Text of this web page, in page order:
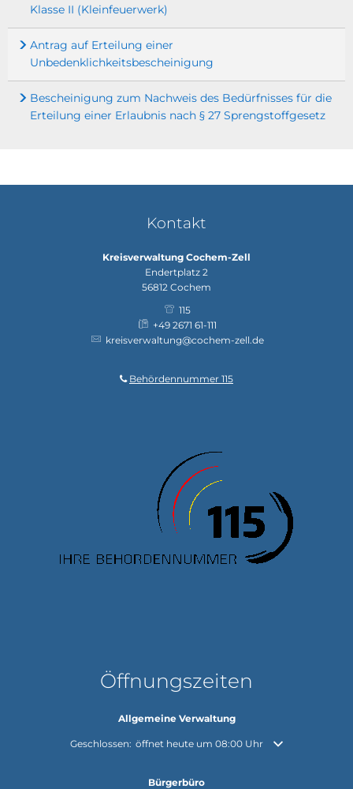
Klasse II (Kleinfeuerwerk)
Antrag auf Erteilung einer
Unbedenklichkeitsbescheinigung
Bescheinigung zum Nachweis des Bedürfnisses für die
Erteilung einer Erlaubnis nach § 27 Sprengstoffgesetz
Kontakt
Kreisverwaltung Cochem-Zell
Endertplatz 2
56812 Cochem
115
+49 2671 61-111
kreisverwaltung@cochem-zell.de
Behördennummer 115
Öffnungszeiten
Allgemeine Verwaltung
Klicken, um weitere Öffnungs- oder Schließzeiten
Geschlossen: öffnet heute um 08:00 Uhr
Bürgerbüro